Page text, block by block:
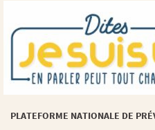
PLATEFORME NATIONALE DE